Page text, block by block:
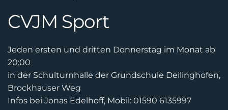
CVJM Sport
Jeden ersten und dritten Donnerstag im Monat ab
20:00
in der Schulturnhalle der Grundschule Deilinghofen,
Brockhauser Weg
Infos bei Jonas Edelhoff, Mobil: 01590 6135997